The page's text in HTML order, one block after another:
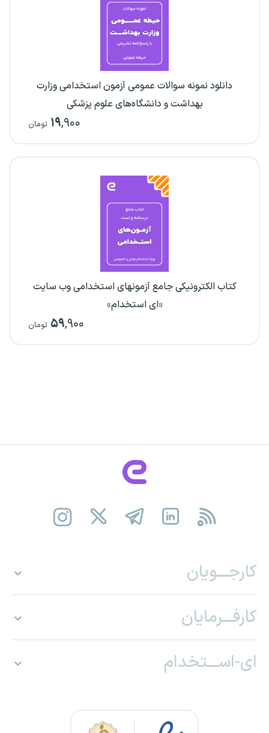
دانلود نمونه سوالات عمومی آزمون استخدامی وزارت
بهداشت و دانشگاه‌های علوم پزشکی
۱۹,۹۰۰ تومان
کتاب الکترونیکی جامع آزمونهای استخدامی وب سایت
«ای استخدام»
۵۹,۹۰۰ تومان
کارجـــویان
کارفـــرمایان
ای-اســـتخدام